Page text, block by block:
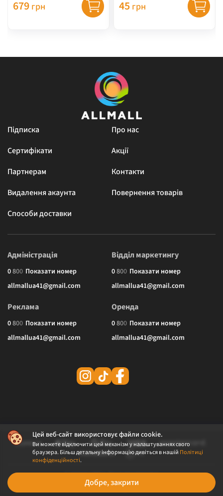
679 грн 45 грн
Цей веб-сайт використовує файли cookie.
Ви можете відключити цей механізм у налаштуваннях свого
браузера. Більш детальну інформацію дивіться в нашій Політиці
конфіденційності.
Добре, закрити
Підписка
Про нас
Сертифікати
Акції
Партнерам
Контакти
Видалення акаунта
Повернення товарів
Способи доставки
Адміністрація
0800 Показати номер
allmallua41@gmail.com
Відділ маркетингу
0800 Показати номер
allmallua41@gmail.com
Реклама
0800 Показати номер
allmallua41@gmail.com
Оренда
0800 Показати номер
allmallua41@gmail.com
© 2026 ALLMALL. Всі права захищені.
Політика конфіденційності